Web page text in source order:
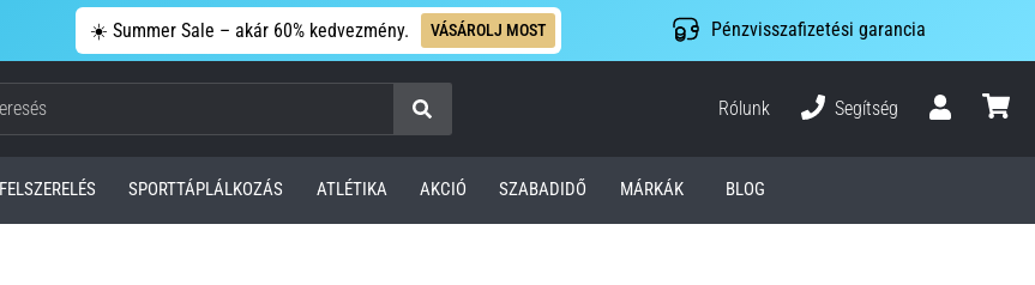
☀️ Summer Sale – akár 60% kedvezmény. VÁSÁROLJ MOST Pénzvisszafizetési garancia
Keresés
Rólunk
Segítség
FELSZERELÉS SPORTTÁPLÁLKOZÁS ATLÉTIKA AKCIÓ SZABADIDŐ MÁRKÁK BLOG